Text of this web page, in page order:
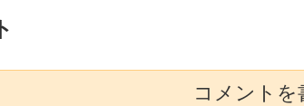
コメントを